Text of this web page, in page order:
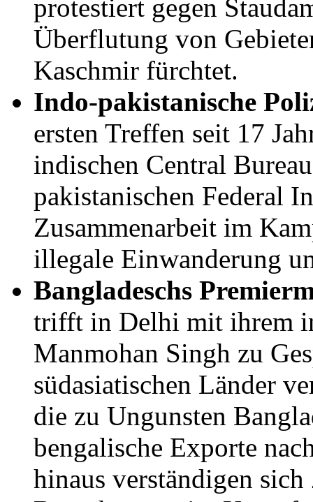
protestiert gegen
Überflutung von
Kaschmir fürchtet.
Indo-pakistanische
ersten Treffen seit 17
indischen Central
pakistanischen Federal
Zusammenarbeit im
illegale Einwanderung
Bangladeschs
trifft in Delhi mit ihrem
Manmohan Singh zu
südasiatischen Länder
die zu Ungunsten
bengalische Exporte
hinaus verständigen